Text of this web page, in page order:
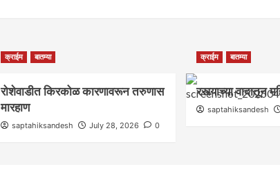
क्राईम बातम्या
रोशेवाडीत किरकोळ कारणावरून तरुणास
मारहाण
saptahiksandesh July 28, 2026 0
क्राईम बातम्या
रस्त्याच्या वादातून
saptahiksandesh
गटारींतील सांडपाणी रस्त्यावर
मधील नागरिकांच्या आरोग्याशी
saptahiksandesh